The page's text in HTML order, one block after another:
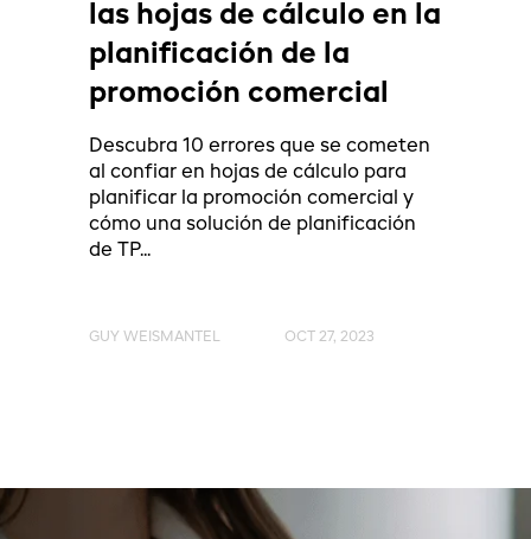
las hojas de cálculo en la
planificación de la
promoción comercial
Descubra 10 errores que se cometen
al confiar en hojas de cálculo para
planificar la promoción comercial y
cómo una solución de planificación
de TP...
GUY WEISMANTEL OCT 27, 2023